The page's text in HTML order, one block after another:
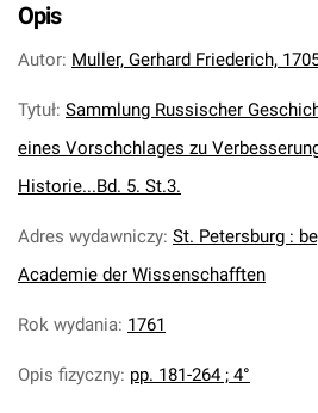
Opis
Autor: Muller, Gerhard Friederich,
Tytuł: Sammlung Russischer
eines Vorschchlages zu
Historie...Bd. 5. St.3.
Adres wydawniczy: St. Petersburg :
Academie der Wissenschafften
Rok wydania: 1761
Opis fizyczny: pp. 181-264 ; 4°